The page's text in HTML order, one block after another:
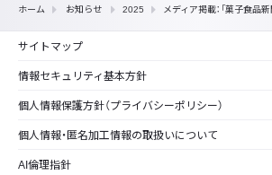
ホーム お知らせ 2025 メディア掲載：「菓子食品
サイトマップ
情報セキュリティ基本方針
個人情報保護方針（プライバシーポリシー）
個人情報・匿名加工情報の取扱いについて
AI倫理指針